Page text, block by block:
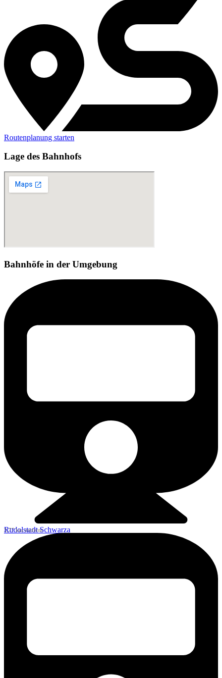
Routenplanung starten
Lage des Bahnhofs
Bahnhöfe in der Umgebung
Rudolstadt Schwarza
3,77 km entfernt